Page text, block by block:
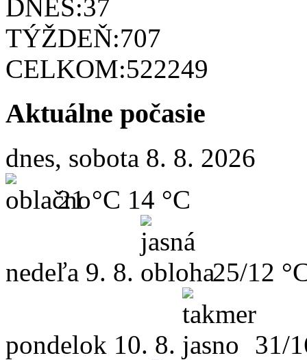
DNES:37
TÝŽDEŇ:707
CELKOM:522249
Aktuálne počasie
dnes, sobota 8. 8. 2026
21 °C 14 °C
nedeľa 9. 8. 25/12
pondelok 10. 8.
31/